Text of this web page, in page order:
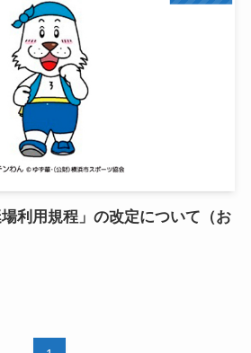
場利用規程」の改定について（お